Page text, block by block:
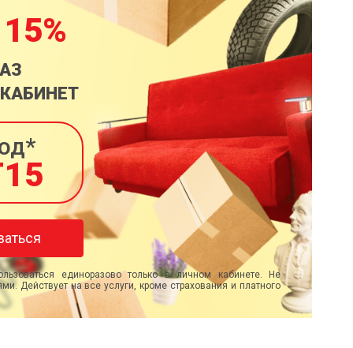
единоразово только в личном кабинете. Не
Действует на все услуги, кроме страхования и платного